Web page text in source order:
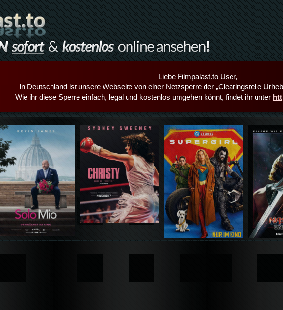
Liebe Filmpalast.to User,
in Deutschland ist unsere Webseite von einer Netzsperre der „Clearingstelle
Wie ihr diese Sperre einfach, legal und kostenlos umgehen könnt, findet ihr unter
Details,Play Details,Play Details,Play